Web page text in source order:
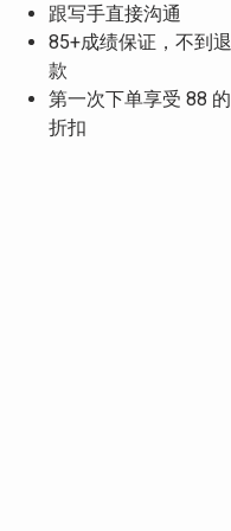
跟写手直接沟通
85+成绩保证，不到退
款
第一次下单享受 88 的
折扣